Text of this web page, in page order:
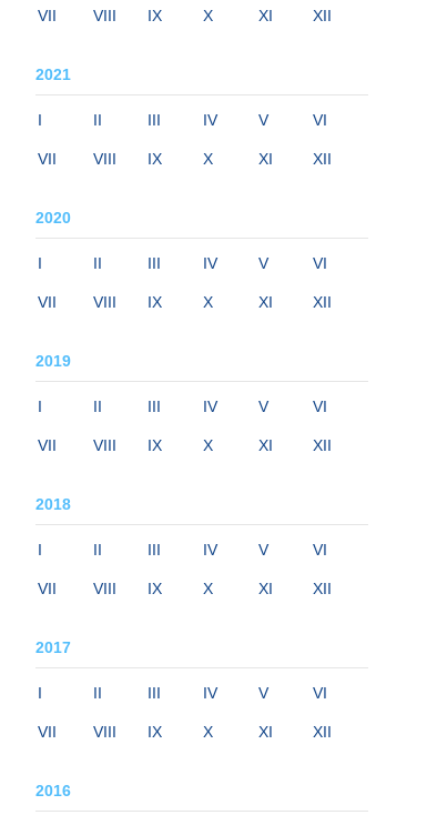
VII VIII IX X XI XII
2021
I II III IV V VI
VII VIII IX X XI XII
2020
I II III IV V VI
VII VIII IX X XI XII
2019
I II III IV V VI
VII VIII IX X XI XII
2018
I II III IV V VI
VII VIII IX X XI XII
2017
I II III IV V VI
VII VIII IX X XI XII
2016